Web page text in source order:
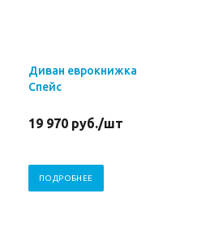
Диван еврокнижка
Спейс
19 970 руб./шт
ПОДРОБНЕЕ